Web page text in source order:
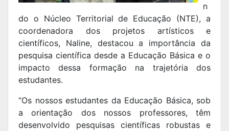
n
do o Núcleo Territorial de Educação (NTE), a
coordenadora dos projetos artísticos e
científicos, Naline, destacou a importância da
pesquisa científica desde a Educação Básica e o
impacto dessa formação na trajetória dos
estudantes.
“Os nossos estudantes da Educação Básica, sob
a orientação dos nossos professores, têm
desenvolvido pesquisas científicas robustas e